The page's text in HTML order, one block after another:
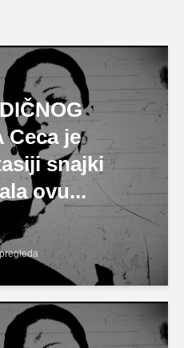
Ceca je
snajki
ovu...